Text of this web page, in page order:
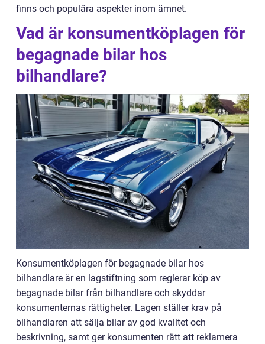
finns och populära aspekter inom ämnet.
Vad är konsumentköplagen för
begagnade bilar hos
bilhandlare?
Konsumentköplagen för begagnade bilar hos
bilhandlare är en lagstiftning som reglerar köp av
begagnade bilar från bilhandlare och skyddar
konsumenternas rättigheter. Lagen ställer krav på
bilhandlaren att sälja bilar av god kvalitet och
beskrivning, samt ger konsumenten rätt att reklamera